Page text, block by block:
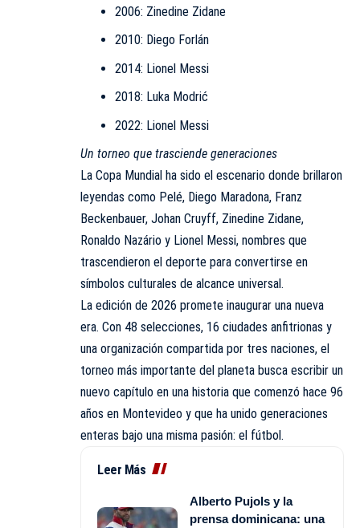
2006: Zinedine Zidane
2010: Diego Forlán
2014: Lionel Messi
2018: Luka Modrić
2022: Lionel Messi
Un torneo que trasciende generaciones
La Copa Mundial ha sido el escenario donde brillaron
leyendas como Pelé, Diego Maradona, Franz
Beckenbauer, Johan Cruyff, Zinedine Zidane,
Ronaldo Nazário y Lionel Messi, nombres que
trascendieron el deporte para convertirse en
símbolos culturales de alcance universal.
La edición de 2026 promete inaugurar una nueva
era. Con 48 selecciones, 16 ciudades anfitrionas y
una organización compartida por tres naciones, el
torneo más importante del planeta busca escribir un
nuevo capítulo en una historia que comenzó hace 96
años en Montevideo y que ha unido generaciones
enteras bajo una misma pasión: el fútbol.
Leer Más
Alberto Pujols y la
prensa dominicana: una